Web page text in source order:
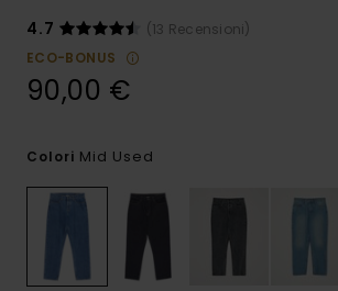
4.7
(13 Recensioni)
ECO-BONUS
90,00 €
Colori Mid Used